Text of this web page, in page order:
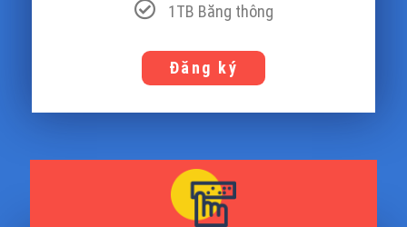
1TB Băng thông
Đăng ký